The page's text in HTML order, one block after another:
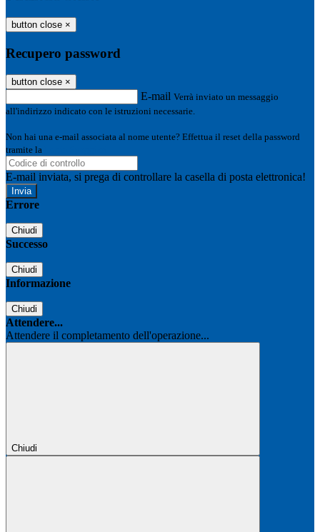
button close ×
Recupero password
button close ×
E-mail Verrà inviato un messaggio
all'indirizzo indicato con le istruzioni necessarie.
Non hai una e-mail associata al nome utente? Effettua il reset della password
tramite la
E-mail inviata, si prega di controllare la casella di posta elettronica!
Errore
Chiudi
Successo
Chiudi
Informazione
Chiudi
Attendere...
Attendere il completamento dell'operazione...
Chiudi